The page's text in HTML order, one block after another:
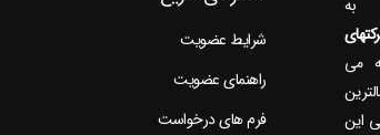
به
شود با بیش از هفتاد سال قدمت کهنسال‎ترین
این
شرایط عضویت
راهنمای عضویت
فرم های درخواست